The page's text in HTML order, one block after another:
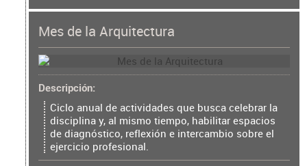
Mes de la Arquitectura
Descripción
Ciclo anual de actividades que busca celebrar la
disciplina y, al mismo tiempo, habilitar espacios
de diagnóstico, reflexión e intercambio sobre el
ejercicio profesional.